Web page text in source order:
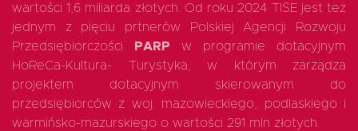
wartości 1,6 miliarda złotych. Od roku 2024 TISE jest też
jednym z pięciu prtnerów Polskiej Agencji Rozwoju
Przedsiębiorczości
PARP w programie dotacyjnym
HoReCa-Kultura- Turystyka, w którym zarządza
projektem dotacyjnym skierowanym do
przedsiębiorców z woj. mazowieckiego, podlaskiego i
warmińsko-mazurskiego o wartości 291 mln złotych.